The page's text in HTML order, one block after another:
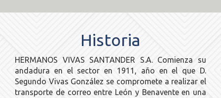
Historia
HERMANOS VIVAS SANTANDER S.A. Comienza su
andadura en el sector en 1911, año en el que D.
Segundo Vivas González se compromete a realizar el
transporte de correo entre León y Benavente en una